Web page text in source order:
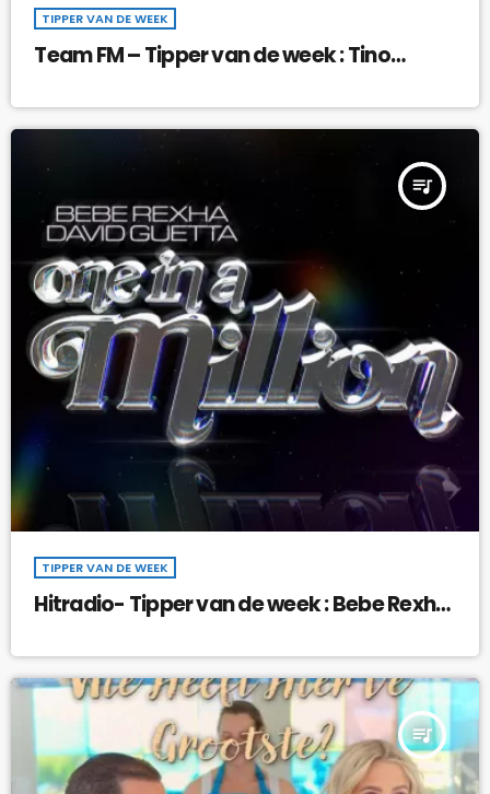
TIPPER VAN DE WEEK
Team FM – Tipper van de week : Tino
queue_music
TIPPER VAN DE WEEK
Hitradio- Tipper van de week : Bebe Rexha
queue_music